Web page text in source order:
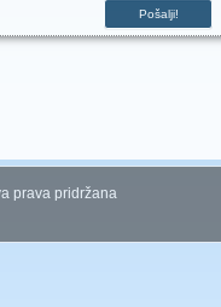
prava pridržana